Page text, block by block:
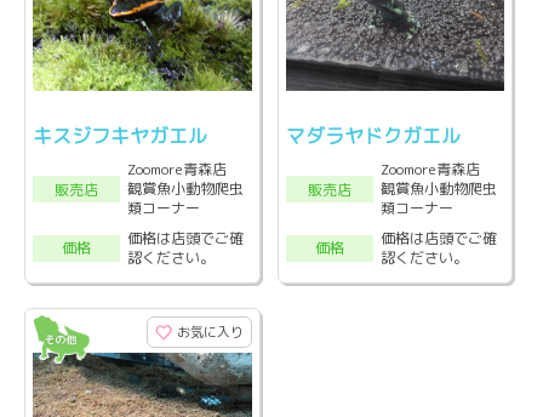
キスジフキヤガエル
販売店
Zoomore青森店
観賞魚小動物爬虫
類コーナー
価格
価格は店頭でご確
認ください。
マダラヤドクガエル
販売店
Zoomore青森店
観賞魚小動物爬虫
類コーナー
価格
価格は店頭でご確
認ください。
お気に入り